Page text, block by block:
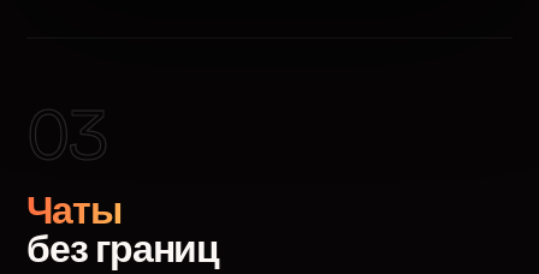
03
Чаты
без границ